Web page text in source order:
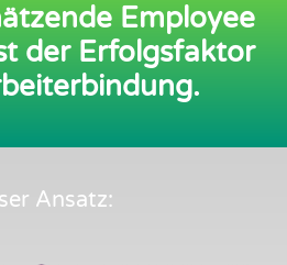
Employee
der Erfolgsfaktor
Ansatz: